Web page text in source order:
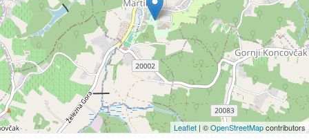
Leaflet | ©OpenStreetMapcontributors